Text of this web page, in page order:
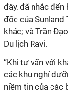
đây, đã nhắc đến
đốc của Sunland
khác; và Trần
Du lịch Ravi.
“Khi tư vấn với
các khu nghỉ
niềm tin của các